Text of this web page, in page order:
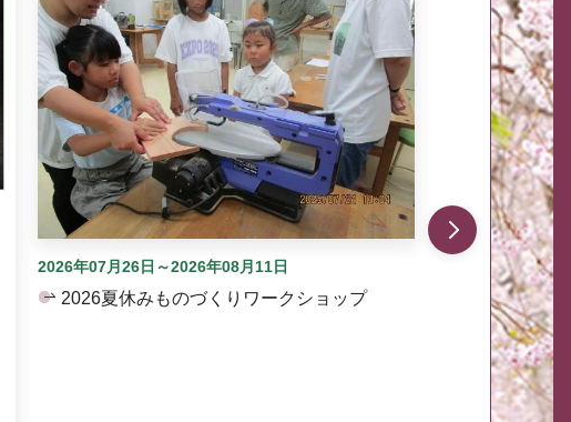
2026年07月26日～2026年08月11日
2026夏休みものづくりワークショップ